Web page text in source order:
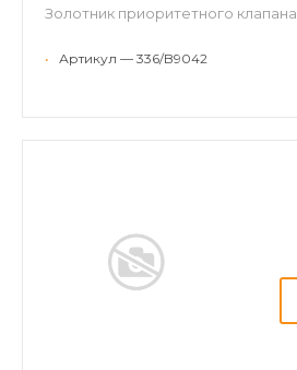
Золотник приоритетного клапана
• Артикул — 336/B9042